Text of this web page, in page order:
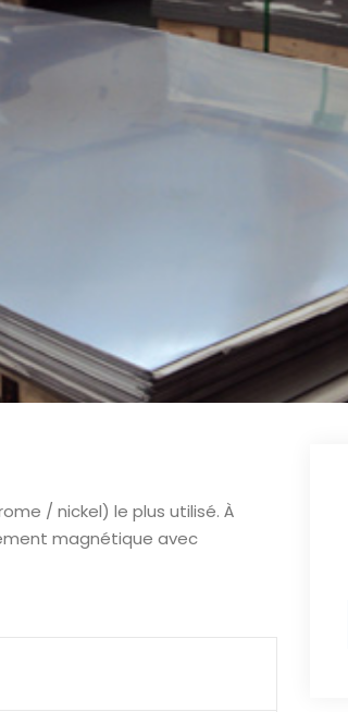
/ nickel) le plus utilisé. À
magnétique avec